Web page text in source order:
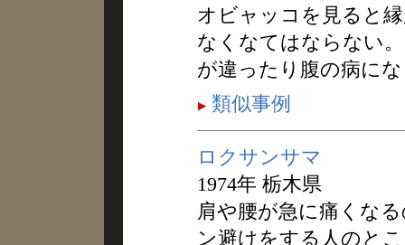
オビャッコを見ると
なくなてはならない
が違ったり腹の病に
類似事例
ロクサンサマ
1974年 栃木県
肩や腰が急に痛くな
ン避けをする人のと